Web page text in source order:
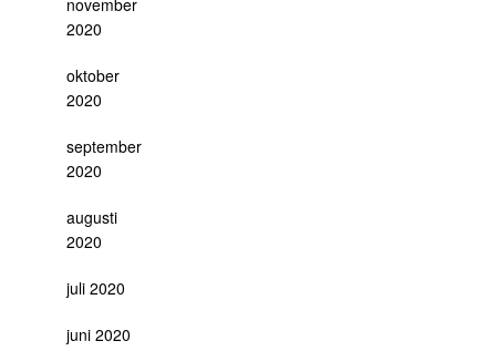
november
2020
oktober
2020
september
2020
augusti
2020
juli 2020
juni 2020